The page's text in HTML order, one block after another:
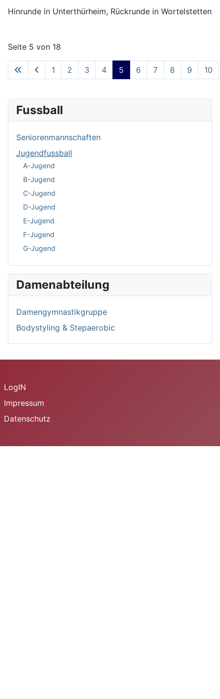
Fussball
Seniorenmannschaften
Jugendfussball
A-Jugend
B-Jugend
C-Jugend
D-Jugend
E-Jugend
F-Jugend
G-Jugend
Damenabteilung
Damengymnastikgruppe
Bodystyling & Stepaerobic
Hinrunde in Unterthürheim, Rückrunde in Wortelstetten
Seite 5 von 18
1 2 3 4 5 6 7 8 9 10
LogIN
Impressum
Datenschutz